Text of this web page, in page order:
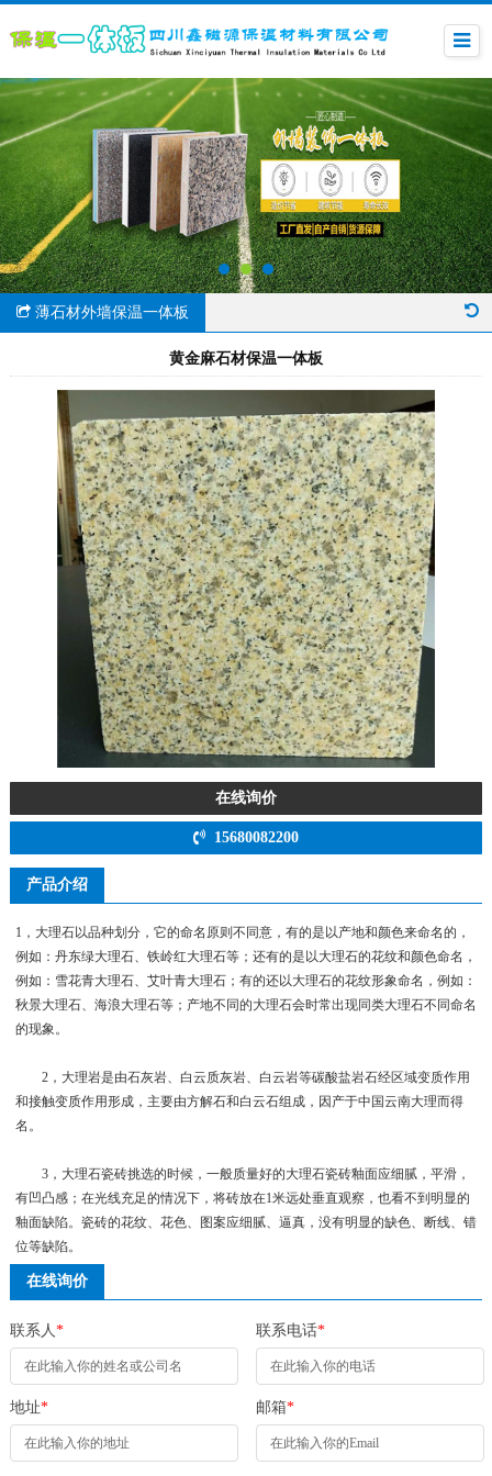
薄石材外墙保温一体板
黄金麻石材保温一体板
在线询价
15680082200
产品介绍
1，大理石以品种划分，它的命名原则不同意，有的是以产地和颜色来命名的，
例如：丹东绿大理石、铁岭红大理石等；还有的是以大理石的花纹和颜色命名，
例如：雪花青大理石、艾叶青大理石；有的还以大理石的花纹形象命名，例如：
秋景大理石、海浪大理石等；产地不同的大理石会时常出现同类大理石不同命名
的现象。
2，大理岩是由石灰岩、白云质灰岩、白云岩等碳酸盐岩石经区域变质作用
和接触变质作用形成，主要由方解石和白云石组成，因产于中国云南大理而得
名。
3，大理石瓷砖挑选的时候，一般质量好的大理石瓷砖釉面应细腻，平滑，
有凹凸感；在光线充足的情况下，将砖放在1米远处垂直观察，也看不到明显的
釉面缺陷。瓷砖的花纹、花色、图案应细腻、逼真，没有明显的缺色、断线、错
位等缺陷。
在线询价
联系人* 联系电话*
地址* 邮箱*